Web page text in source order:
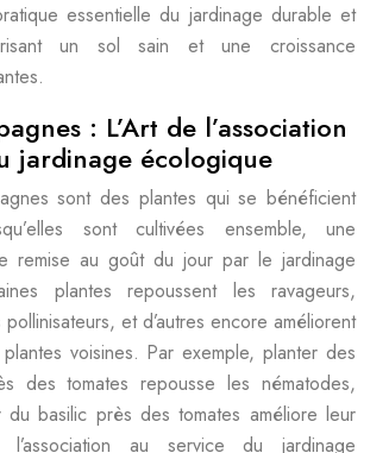
essentielle du jardinage durable et
un sol sain et une croissance
: L’Art de l’association
jardinage écologique
sont des plantes qui se bénéficient
sont cultivées ensemble, une
remise au goût du jour par le jardinage
plantes repoussent les ravageurs,
pollinisateurs, et d’autres encore améliorent
voisines. Par exemple, planter des
des tomates repousse les nématodes,
du basilic près des tomates améliore leur
l’association au service du jardinage